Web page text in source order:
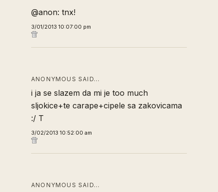
@anon: tnx!
3/01/2013 10:07:00 pm
ANONYMOUS SAID…
i ja se slazem da mi je too much
sljokice+te carape+cipele sa zakovicama
:/ T
3/02/2013 10:52:00 am
ANONYMOUS SAID…